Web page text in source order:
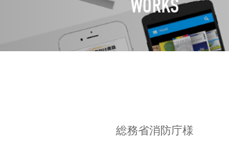
社長挨拶
SDGsへの取り組みについて
WORKS
総務省消防庁様